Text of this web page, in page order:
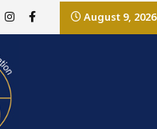
August 9, 2026